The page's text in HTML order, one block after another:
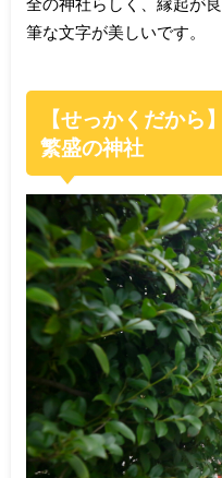
筆な文字が美しいです。
【せっかくだから
繁盛の神社